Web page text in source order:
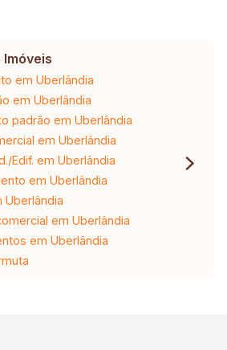
em Uberlândia
em Uberlândia
padrão em Uberlândia
em Uberlândia
Edif. em Uberlândia
em Uberlândia
Uberlândia
em Uberlândia
em Uberlândia